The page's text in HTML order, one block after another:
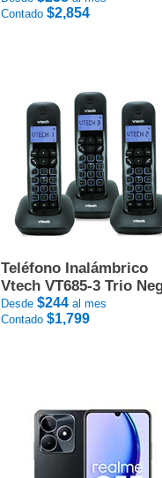
Contado $2,854
Teléfono Inalámbrico
Vtech VT685-3 Trio
Desde $244 al mes
Contado $1,799